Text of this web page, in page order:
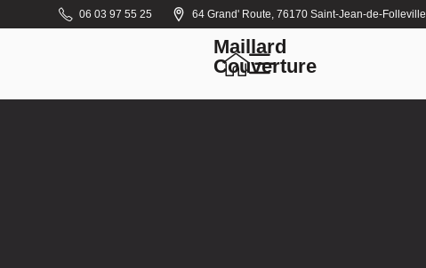
06 03 97 55 25 64 Grand' Route, 76170 Saint-Jean-de-Folleville
Maillard
Couverture